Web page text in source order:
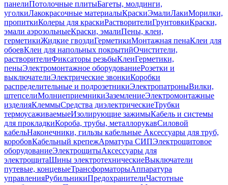
панелиПотолочные плитыБагеты, молдинги,
уголкиЛакокрасочные материалыКраскиЭмалиЛакиМорилки,
пропиткиКолеры для краскиРастворителиГрунтовкиКраски,
эмали аэрозольныеКраски, эмалиПены, клеи,
герметикиЖидкие гвоздиГерметикиМонтажная пенаКлеи для
обоевКлеи для напольных покрытийОчистители,
растворителиФиксаторы резьбыКлеиГерметики,
пеныЭлектромонтажное оборудованиеРозетки и
выключателиЭлектрические звонкиКоробки
распределительные и подрозетникиЭлектропатроныВилки,
штепселиМолниеприемникиЗаземлениеЭлектромонтажные
изделияКлеммыСредства диэлектрическиеТрубки
термоусаживаемыеИзолирующие зажимыКабель и системы
для прокладкиКороба, трубы, металлорукавСиловой
кабельНаконечники, гильзы кабельные Аксессуары для труб,
коробовКабельный крепежАрматура СИПЭлектрощитовое
оборудованиеЭлектрощитыАксессуары для
электрощитаШины электротехническиеВыключатели
путевые, концевыеТрансформаторыАппаратура
управленияРубильникиПредохранителиЧастотные